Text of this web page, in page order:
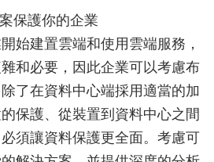
保護你的企業
始建置雲端和使用雲端服務，
和必要，因此企業可以考慮布
了在資料中心端採用適當的加
保護、從裝置到資料中心之間
須讓資料保護更全面。考慮可